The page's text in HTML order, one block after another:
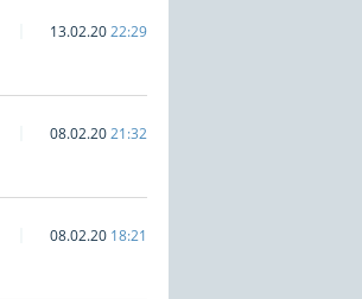
13.02.2022:29
08.02.2021:32
08.02.20 18:21